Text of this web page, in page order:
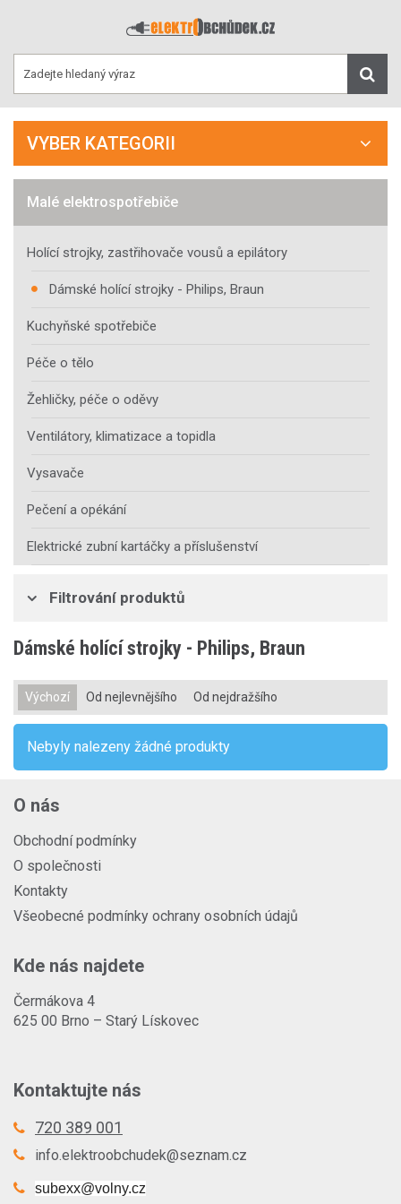
VYBER KATEGORII
Malé elektrospotřebiče
Holící strojky, zastřihovače vousů a epilátory
Dámské holící strojky - Philips, Braun
Kuchyňské spotřebiče
Péče o tělo
Žehličky, péče o oděvy
Ventilátory, klimatizace a topidla
Vysavače
Pečení a opékání
Elektrické zubní kartáčky a příslušenství
Filtrování produktů
Dámské holící strojky - Philips, Braun
Výchozí Od nejlevnějšího Od nejdražšího
Nebyly nalezeny žádné produkty
O nás
Obchodní podmínky
O společnosti
Kontakty
Všeobecné podmínky ochrany osobních údajů
Kde nás najdete
Čermákova 4
625 00 Brno – Starý Lískovec
Kontaktujte nás
720 389 001
info.elektroobchudek@seznam.cz
subexx@volny.cz